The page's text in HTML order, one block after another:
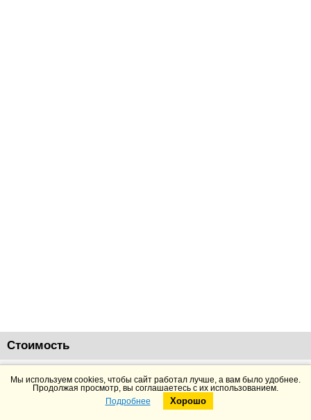
Стоимость
135340 руб. Добавить в корзину Подробнее
Telegram
Мы используем cookies, чтобы сайт работал лучше, а вам было удобнее.
Продолжая просмотр, вы соглашаетесь с их использованием.
Подробнее
Хорошо